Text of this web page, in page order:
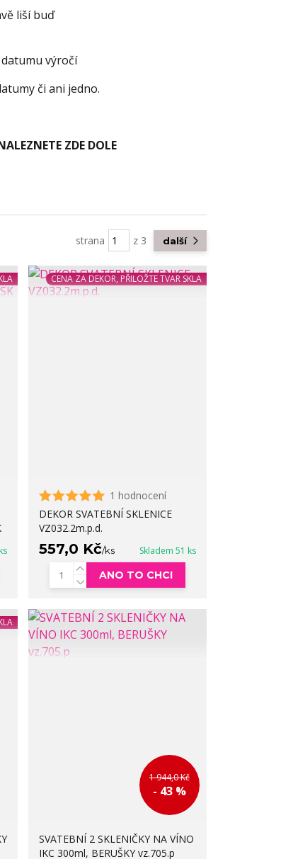
liší buď
výročí
či ani jedno.
ZDE DOLE
strana z 3 další
CENA ZA DEKOR, PŘILOŽTE TVAR SKLA
1 hodnocení
DEKOR SVATEBNÍ SKLENICE
VZ032.2m.p.d.
557,0 Kč/ks Skladem 51 ks
ANO TO CHCI
1 944,0 Kč
- 43 %
SVATEBNÍ 2 SKLENIČKY NA VÍNO
IKC 300ml, BERUŠKY vz.705.p